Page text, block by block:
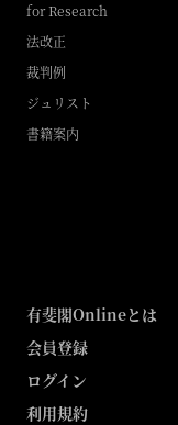
for Research
法改正
裁判例
ジュリスト
書籍案内
有斐閣Onlineとは
会員登録
ログイン
利用規約